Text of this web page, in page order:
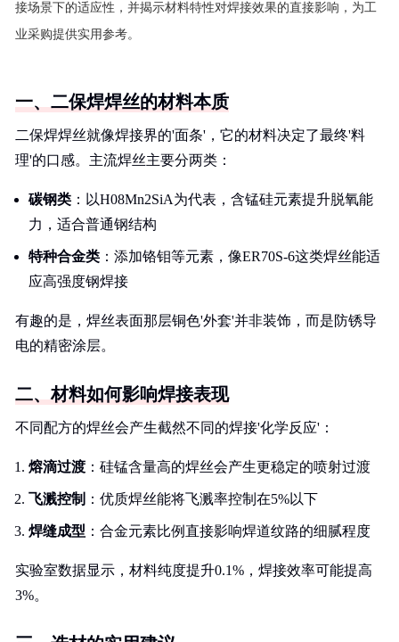
接场景下的适应性，并揭示材料特性对焊接效果的直接影响，为工
业采购提供实用参考。
一、二保焊焊丝的材料本质
二保焊焊丝就像焊接界的'面条'，它的材料决定了最终'料
理'的口感。主流焊丝主要分两类：
碳钢类 ：以H08Mn2SiA为代表，含锰硅元素提升脱氧能
力，适合普通钢结构
特种合金类 ：添加铬钼等元素，像ER70S-6这类焊丝能适
应高强度钢焊接
有趣的是，焊丝表面那层铜色'外套'并非装饰，而是防锈导
电的精密涂层。
二、材料如何影响焊接表现
不同配方的焊丝会产生截然不同的焊接'化学反应'：
熔滴过渡 ：硅锰含量高的焊丝会产生更稳定的喷射过渡
飞溅控制 ：优质焊丝能将飞溅率控制在5%以下
焊缝成型 ：合金元素比例直接影响焊道纹路的细腻程度
实验室数据显示，材料纯度提升0.1%，焊接效率可能提高
3%。